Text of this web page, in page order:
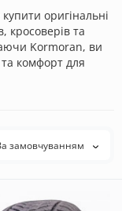
оригінальні
кросоверів та
Kormoran, ви
та комфорт для
замовчуванням